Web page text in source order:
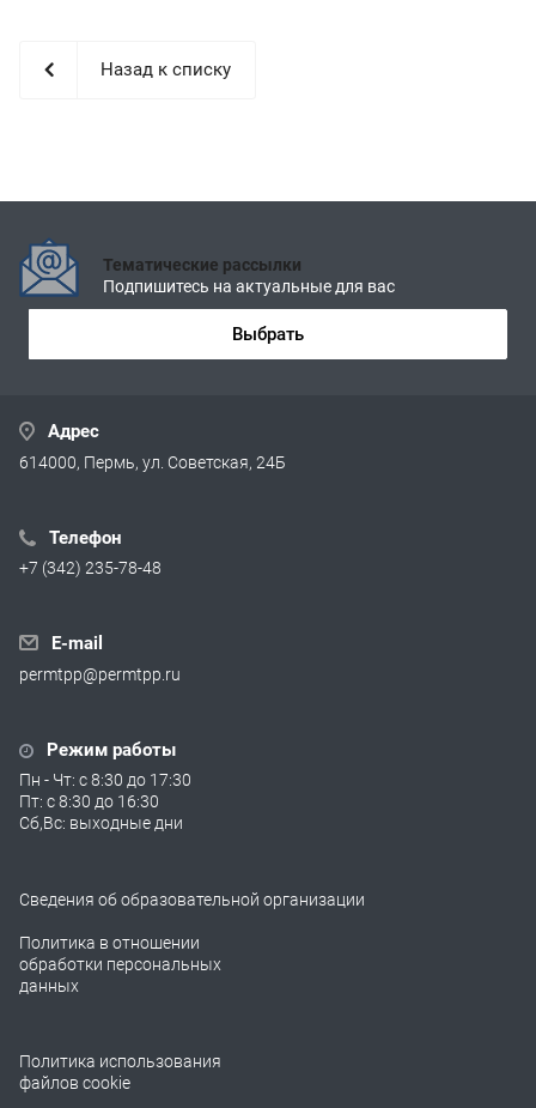
Назад к списку
Тематические рассылки
Подпишитесь на актуальные для вас
Выбрать
Адрес
614000, Пермь, ул. Советская, 24Б
Телефон
+7 (342) 235-78-48
E-mail
permtpp@permtpp.ru
Режим работы
Пн - Чт: с 8:30 до 17:30
Пт: с 8:30 до 16:30
Сб,Вс: выходные дни
Сведения об образовательной организации
Политика в отношении
обработки персональных
данных
Политика использования
файлов cookie